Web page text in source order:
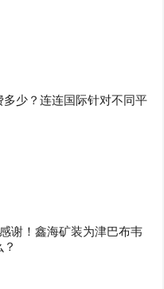
少？连连国际针对不同平
谢！鑫海矿装为津巴布韦